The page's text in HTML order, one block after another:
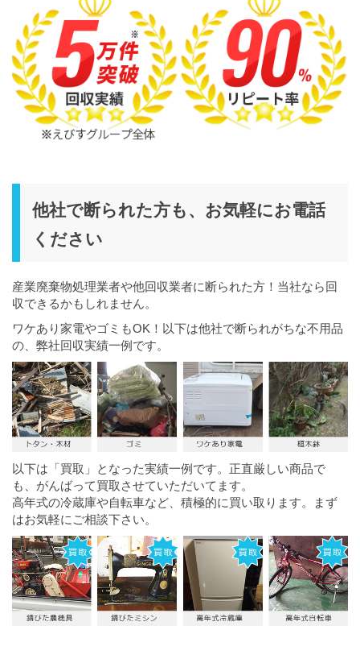
他社で断られた方も、お気軽にお電話
ください
産業廃棄物処理業者や他回収業者に断られた方！当社なら回
収できるかもしれません。
ワケあり家電やゴミもOK！以下は他社で断られがちな不用品
の、弊社回収実績一例です。
以下は「買取」となった実績一例です。正直厳しい商品で
も、がんばって買取させていただいてます。
高年式の冷蔵庫や自転車など、積極的に買い取ります。まず
はお気軽にご相談下さい。